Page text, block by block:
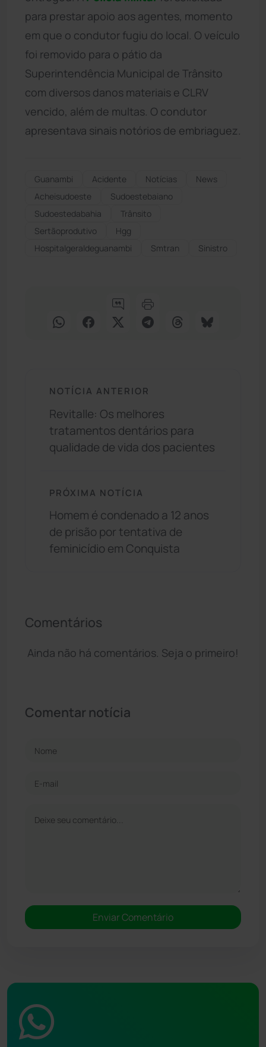
para prestar apoio aos agentes, momento
em que o condutor fugiu do local. O veículo
foi removido para o pátio da
Superintendência Municipal de Trânsito
com diversos danos materiais e CLRV
vencido, além de multas. O condutor
apresentava sinais notórios de embriaguez.
Guanambi Acidente Notícias
News
Acheisudoeste
Sudoestebaiano
Sudoestedabahia
Trânsito
Sertãoprodutivo
Hgg
Hospitalgeraldeguanambi
Smtran Sinistro
NOTÍCIA ANTERIOR
Revitalle: Os melhores
tratamentos dentários para
qualidade de vida dos pacientes
PRÓXIMA NOTÍCIA
Homem é condenado a 12 anos
de prisão por tentativa de
feminicídio em Conquista
Comentários
Ainda não há comentários. Seja o primeiro!
Comentar notícia